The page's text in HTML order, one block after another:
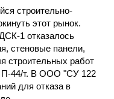
строительно-
этот рынок.
1 отказалось
стеновые панели,
строительных работ
П-44/т. В ООО "СУ 122
для отказа в